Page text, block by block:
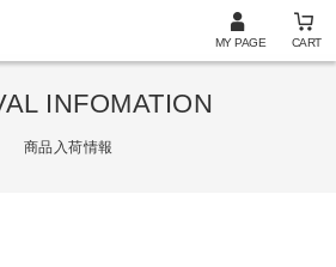
MY PAGE CART
INFOMATION
商品入荷情報